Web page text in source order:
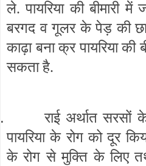
ले. पायरिया की बीमारी में
बरगद व गूलर के पेड़ की
काढ़ा बना क्र पायरिया की
सकता है.
राई अर्थात
पायरिया के रोग को दूर
के रोग से मुक्ति के लिए